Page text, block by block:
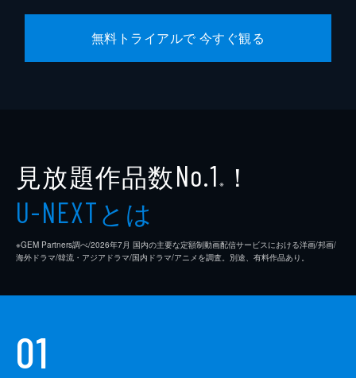
無料トライアルで 今すぐ観る
見放題作品数No.1 ※ ！
U-NEXTとは
※GEM Partners調べ/2026年7⽉ 国内の主要な定額制動画配信サービスにおける洋画/邦画/
海外ドラマ/韓流・アジアドラマ/国内ドラマ/アニメを調査。別途、有料作品あり。
01